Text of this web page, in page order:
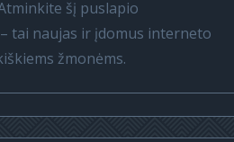
šį puslapio
– tai naujas ir įdomus interneto
žmonėms.